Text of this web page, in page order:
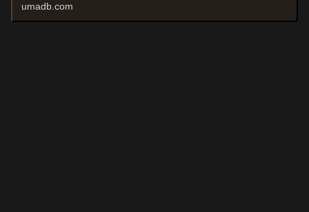
umadb.com